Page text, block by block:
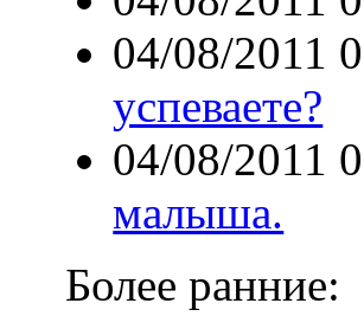
04/08/2011
успеваете?
04/08/2011
малыша.
Более ранние: